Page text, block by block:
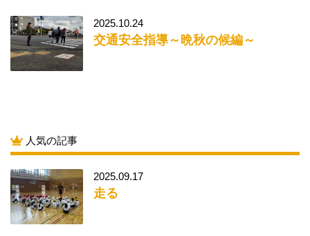
2025.10.24
交通安全指導～晩秋の候編～
人気の記事
2025.09.17
走る